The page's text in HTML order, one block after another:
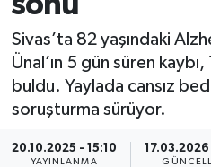
Sivas’ta 82 yaşındaki
Ünal’ın 5 gün süren
buldu. Yaylada cansız
soruşturma sürüyor.
20.10.2025 - 15:10
YAYINLANMA
17.03.2026
MAGAZİN
ÖZEL HABER
RESMİ İLANLAR